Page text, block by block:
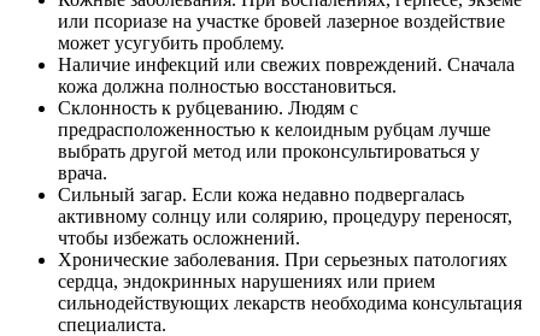
или псориазе на участке бровей лазерное воздействие
может усугубить проблему.
Наличие инфекций или свежих повреждений. Сначала
кожа должна полностью восстановиться.
Склонность к рубцеванию. Людям с
предрасположенностью к келоидным рубцам лучше
выбрать другой метод или проконсультироваться у
врача.
Сильный загар. Если кожа недавно подвергалась
активному солнцу или солярию, процедуру переносят,
чтобы избежать осложнений.
Хронические заболевания. При серьезных патологиях
сердца, эндокринных нарушениях или прием
сильнодействующих лекарств необходима консультация
специалиста.